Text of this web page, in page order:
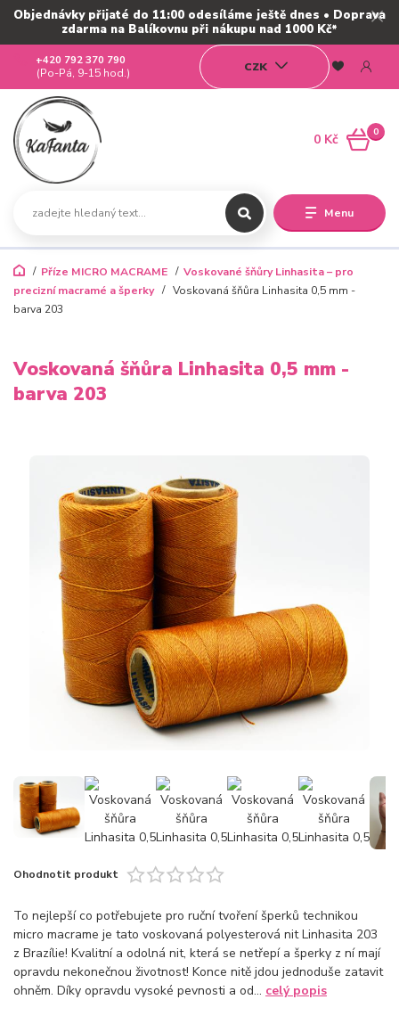
Objednávky přijaté do 11:00 odesíláme ještě dnes • Doprava
zdarma na Balíkovnu při nákupu nad 1000 Kč*
Menu
CZK
+420 792 370 790
(Po-Pá, 9-15 hod.)
0
0 Kč
Příze MICRO MACRAME
Voskované šňůry Linhasita – pro
precizní macramé a šperky
Voskovaná šňůra Linhasita 0,5 mm -
barva 203
Voskovaná šňůra Linhasita 0,5 mm -
barva 203
Ohodnotit produkt
To nejlepší co potřebujete pro ruční tvoření šperků technikou
micro macrame je tato voskovaná polyesterová nit Linhasita 203
z Brazílie! Kvalitní a odolná nit, která se netřepí a šperky z ní mají
opravdu nekonečnou životnost! Konce nitě jdou jednoduše zatavit
ohněm. Díky opravdu vysoké pevnosti a od... celý popis